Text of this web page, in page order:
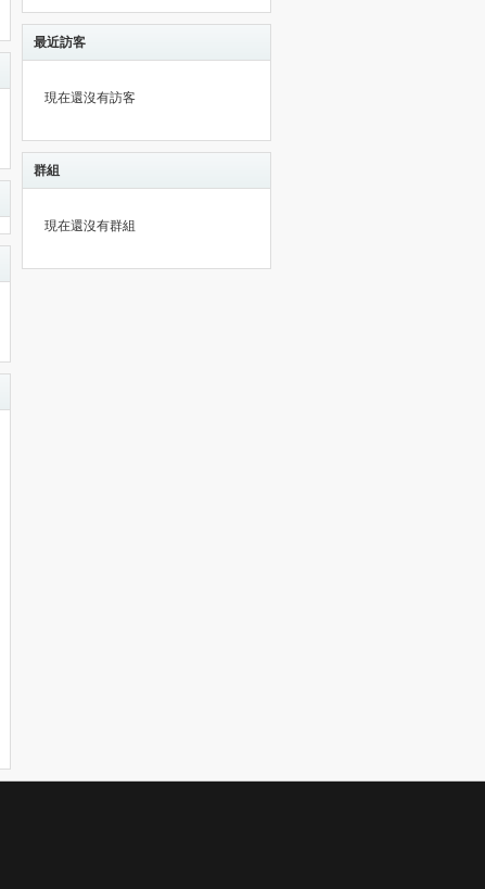
最近訪客
現在還沒有訪客
群組
現在還沒有群組